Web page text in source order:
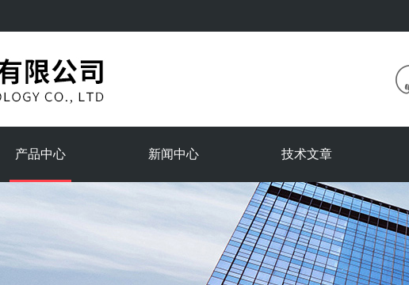
产品中心 新闻中心 技术文章